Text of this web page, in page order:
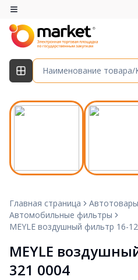
Главная страница Автотовары
Автомобильные фильтры
MEYLE воздушный фильтр 16-
MEYLE
321 0004